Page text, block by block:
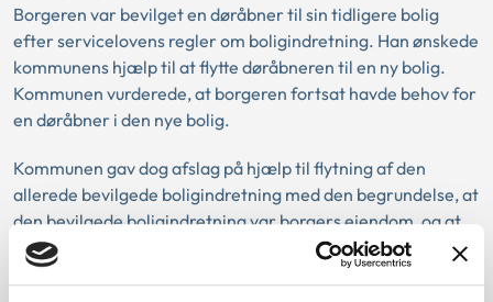
Borgeren var bevilget en døråbner til sin tidligere bolig
efter servicelovens regler om boligindretning. Han ønskede
kommunens hjælp til at flytte døråbneren til en ny bolig.
Kommunen vurderede, at borgeren fortsat havde behov for
en døråbner i den nye bolig.
Kommunen gav dog afslag på hjælp til flytning af den
allerede bevilgede boligindretning med den begrundelse, at
den bevilgede boligindretning var borgers ejendom, og at
det var borgers eget ansvar at stå for reparation og
vedligeholdelse af boligindretningen.